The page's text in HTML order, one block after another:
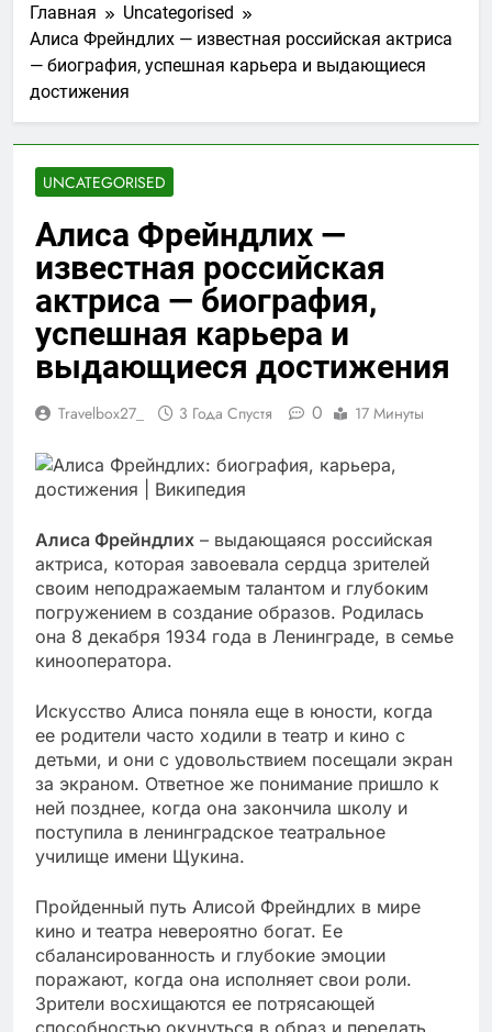
Главная
Uncategorised
Алиса Фрейндлих — известная российская актриса
— биография, успешная карьера и выдающиеся
достижения
UNCATEGORISED
Алиса Фрейндлих —
известная российская
актриса — биография,
успешная карьера и
выдающиеся достижения
Travelbox27_ 3 Года Спустя 0 17 Минуты
Алиса Фрейндлих – выдающаяся российская
актриса, которая завоевала сердца зрителей
своим неподражаемым талантом и глубоким
погружением в создание образов. Родилась
она 8 декабря 1934 года в Ленинграде, в семье
кинооператора.
Искусство Алиса поняла еще в юности, когда
ее родители часто ходили в театр и кино с
детьми, и они с удовольствием посещали экран
за экраном. Ответное же понимание пришло к
ней позднее, когда она закончила школу и
поступила в ленинградское театральное
училище имени Щукина.
Пройденный путь Алисой Фрейндлих в мире
кино и театра невероятно богат. Ее
сбалансированность и глубокие эмоции
поражают, когда она исполняет свои роли.
Зрители восхищаются ее потрясающей
способностью окунуться в образ и передать